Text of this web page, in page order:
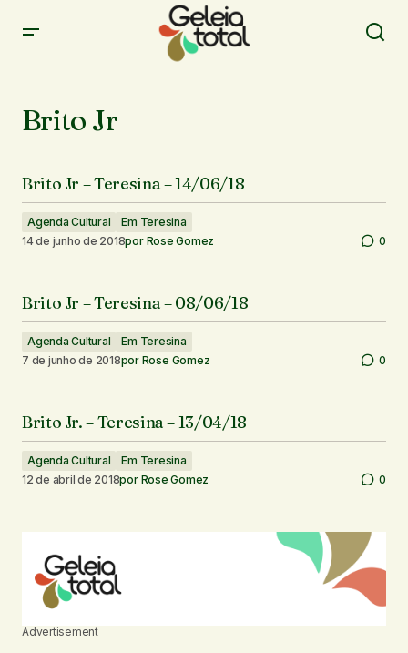
Brito Jr
Brito Jr – Teresina – 14/06/18
Agenda Cultural
Em Teresina
14 de junho de 2018por Rose Gomez 0
Brito Jr – Teresina – 08/06/18
Agenda Cultural
Em Teresina
7 de junho de 2018por Rose Gomez 0
Brito Jr. – Teresina – 13/04/18
Agenda Cultural
Em Teresina
12 de abril de 2018por Rose Gomez 0
Advertisement